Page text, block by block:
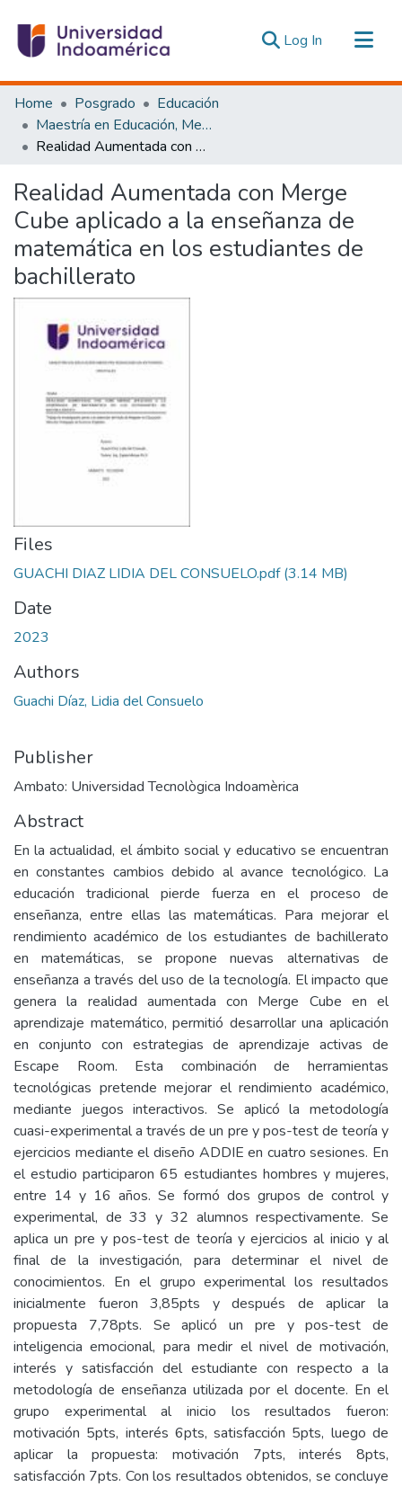
Log In (current)
Communities & Collections
All of DSpace
Statistics
Home Posgrado
Educación
Maestría en Educación, Mención Pedagogía en Entornos Digitales
Realidad Aumentada con Merge Cube aplicado a la enseñanza de matemática en los estudiantes de bachillerato
Realidad Aumentada con Merge
Cube aplicado a la enseñanza de
matemática en los estudiantes de
bachillerato
Files
GUACHI DIAZ LIDIA DEL CONSUELO.pdf(3.14 MB)
Date
2023
Authors
Guachi Díaz, Lidia del Consuelo
Publisher
Ambato: Universidad Tecnològica Indoamèrica
Abstract
En la actualidad, el ámbito social y educativo se encuentran
en constantes cambios debido al avance tecnológico. La
educación tradicional pierde fuerza en el proceso de
enseñanza, entre ellas las matemáticas. Para mejorar el
rendimiento académico de los estudiantes de bachillerato
en matemáticas, se propone nuevas alternativas de
enseñanza a través del uso de la tecnología. El impacto que
genera la realidad aumentada con Merge Cube en el
aprendizaje matemático, permitió desarrollar una aplicación
en conjunto con estrategias de aprendizaje activas de
Escape Room. Esta combinación de herramientas
tecnológicas pretende mejorar el rendimiento académico,
mediante juegos interactivos. Se aplicó la metodología
cuasi-experimental a través de un pre y pos-test de teoría y
ejercicios mediante el diseño ADDIE en cuatro sesiones. En
el estudio participaron 65 estudiantes hombres y mujeres,
entre 14 y 16 años. Se formó dos grupos de control y
experimental, de 33 y 32 alumnos respectivamente. Se
aplica un pre y pos-test de teoría y ejercicios al inicio y al
final de la investigación, para determinar el nivel de
conocimientos. En el grupo experimental los resultados
inicialmente fueron 3,85pts y después de aplicar la
propuesta 7,78pts. Se aplicó un pre y pos-test de
inteligencia emocional, para medir el nivel de motivación,
interés y satisfacción del estudiante con respecto a la
metodología de enseñanza utilizada por el docente. En el
grupo experimental al inicio los resultados fueron:
motivación 5pts, interés 6pts, satisfacción 5pts, luego de
aplicar la propuesta: motivación 7pts, interés 8pts,
satisfacción 7pts. Con los resultados obtenidos, se concluye